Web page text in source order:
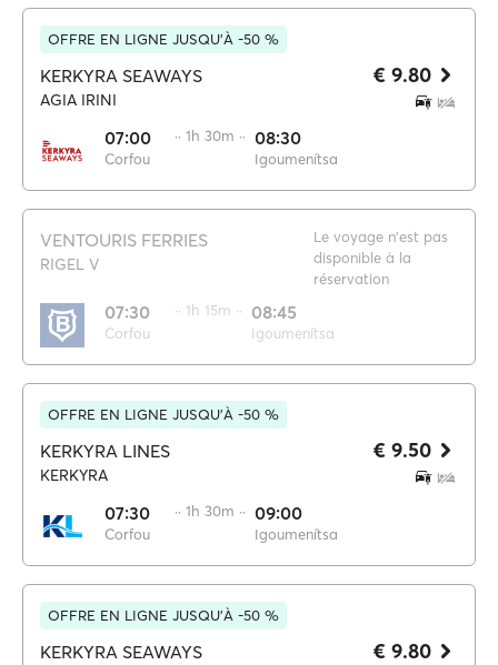
OFFRE EN LIGNE JUSQU'À -50 %
KERKYRA SEAWAYS
AGIA IRINI
07:00
Corfou
·· 1h 30m ·· 08:30
Igoumenítsa
€ 9.80
VENTOURIS FERRIES
RIGEL V
07:30
Corfou
·· 1h 15m ·· 08:45
Igoumenítsa
Le voyage n'est pas
disponible à la
réservation
OFFRE EN LIGNE JUSQU'À -50 %
KERKYRA LINES
KERKYRA
07:30
Corfou
·· 1h 30m ·· 09:00
Igoumenítsa
€ 9.50
OFFRE EN LIGNE JUSQU'À -50 %
KERKYRA SEAWAYS € 9.80